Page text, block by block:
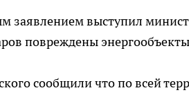
заявлением выступил
повреждены
сообщили что по всей